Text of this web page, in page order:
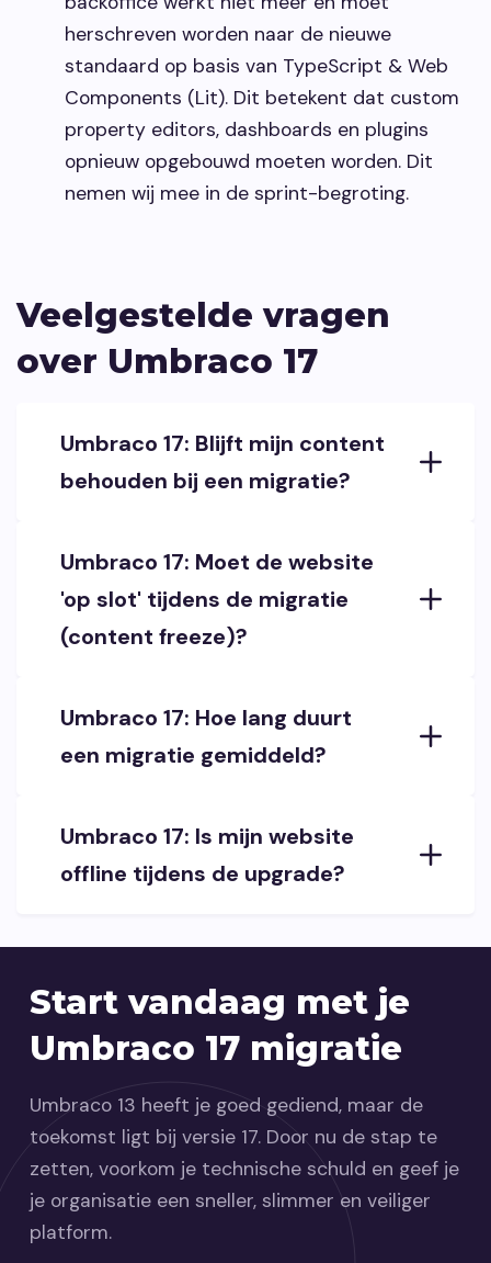
herschreven worden naar de nieuwe
standaard op basis van TypeScript & Web
Components (Lit). Dit betekent dat custom
property editors, dashboards en plugins
opnieuw opgebouwd moeten worden. Dit
nemen wij mee in de sprint-begroting.
Veelgestelde vragen
over Umbraco 17
Umbraco 17: Blijft mijn content
behouden bij een migratie?
Umbraco 17: Moet de website
'op slot' tijdens de migratie
(content freeze)?
Umbraco 17: Hoe lang duurt
een migratie gemiddeld?
Umbraco 17: Is mijn website
offline tijdens de upgrade?
Start vandaag met je
Umbraco 17 migratie
Umbraco 13 heeft je goed gediend, maar de
toekomst ligt bij versie 17. Door nu de stap te
zetten, voorkom je technische schuld en geef je
je organisatie een sneller, slimmer en veiliger
platform.